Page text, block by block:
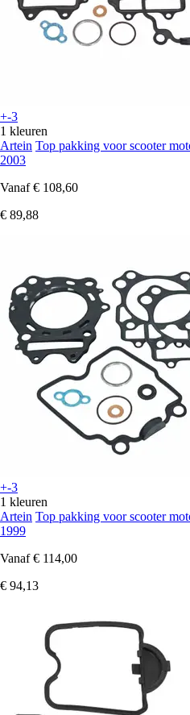
+-3
1 kleuren
Artein Top pakking voor scooter
2003
Vanaf € 108,60
€ 89,88
+-3
1 kleuren
Artein Top pakking voor scooter
1999
Vanaf € 114,00
€ 94,13